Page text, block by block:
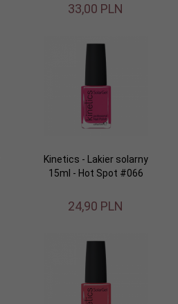
33,00 PLN
Kinetics - Lakier solarny
15ml - Hot Spot #066
24,90 PLN